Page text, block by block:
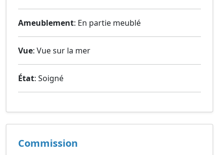
Ameublement: En partie meublé
Vue: Vue sur la mer
État: Soigné
Commission